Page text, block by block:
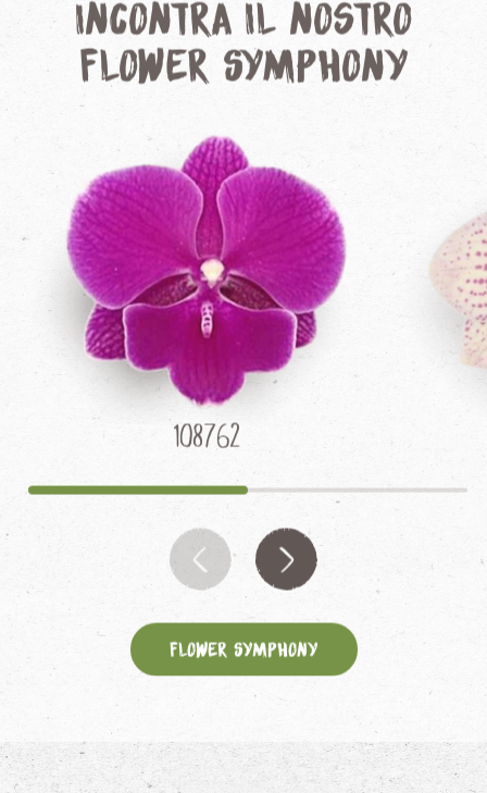
Incontra il nostro
Flower Symphony
108762
Flower Symphony